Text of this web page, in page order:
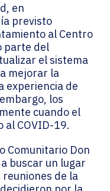
en
previsto
al Centro
parte del
el sistema
mejorar la
experiencia de
los
cuando el
al COVID-19.
Comunitario Don
buscar un lugar
de la